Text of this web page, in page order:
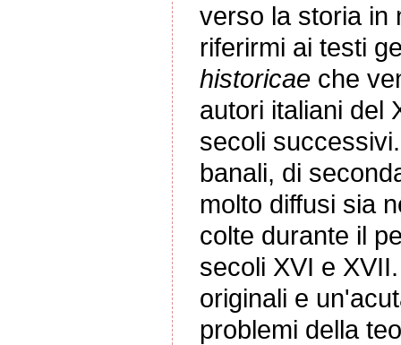
verso la storia in
riferirmi ai testi
historicae che
autori italiani del
secoli
banali, di
molto diffusi sia
colte durante il
secoli XVI e
originali e
problemi della